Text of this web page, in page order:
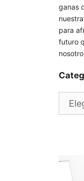
ganas
para
futuro